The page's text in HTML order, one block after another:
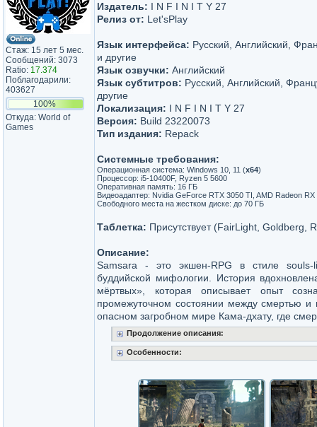
Стаж: 15 лет 5 мес.
Сообщений: 3073
Ratio: 17.374
Поблагодарили:
403627
100%
Откуда: World of
Games
Издатель: I N F I N I T Y 27
Релиз от: Let'sРlay
Язык интерфейса: Русский, Английский,
и другие
Язык озвучки: Английский
Язык субтитров: Русский, Английский,
другие
Локализация: I N F I N I T Y 27
Версия: Build 23220073
Тип издания: Repack
Системные требования:
Операционная система: Windows 10, 11 (х64)
Процессор: i5-10400F, Ryzen 5 5600
Оперативная память: 16 ГБ
Видеоадаптер: Nvidia GeForce RTX 3050 TI, AMD Radeon
Свободного места на жестком диске: до 70 ГБ
Таблетка: Присутствует (FairLight, Goldberg,
Описание:
Samsara - это экшен-RPG в стиле souls-
буддийской мифологии. История
мёртвых», которая описывает опыт
промежуточном состоянии между смертью и
опасном загробном мире Кама-дхату, где
Продолжение описания:
Особенности: